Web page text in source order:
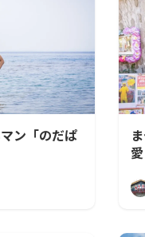
ン「のだぱ